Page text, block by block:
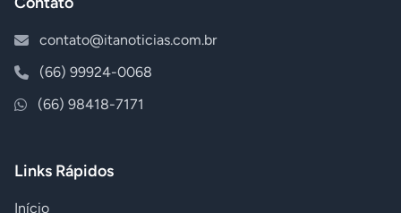
contato@itanoticias.com.br
(66) 99924-0068
(66) 98418-7171
Links Rápidos
Início